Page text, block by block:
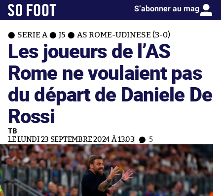
S’abonner au mag
SERIE A J5 AS ROME-UDINESE (3-0)
Les joueurs de l’AS
Rome ne voulaient pas
du départ de Daniele De
Rossi
TB
LE LUNDI 23 SEPTEMBRE 2024 À 13:03 5